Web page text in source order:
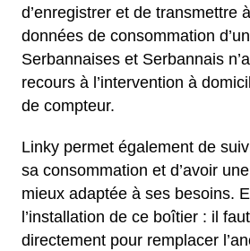
d’enregistrer et de transmettre
données de consommation
Serbannaises et Serbannais
recours à l’intervention à
de compteur.
Linky permet également de
sa consommation et d’avoir
mieux adaptée à ses besoins.
l’installation de ce boîtier : il
directement pour remplacer